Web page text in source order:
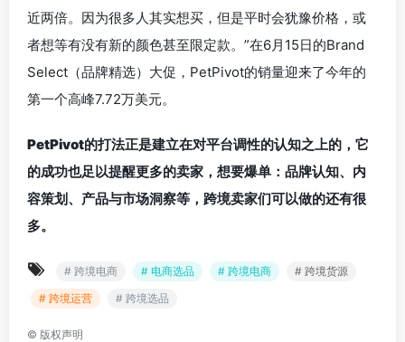
近两倍。因为很多人其实想买，但是平时会犹豫价格，或
者想等有没有新的颜色甚至限定款。”在6月15日的Brand
Select（品牌精选）大促，PetPivot的销量迎来了今年的
第一个高峰7.72万美元。
PetPivot的打法正是建立在对平台调性的认知之上的，它
的成功也足以提醒更多的卖家，想要爆单：品牌认知、内
容策划、产品与市场洞察等，跨境卖家们可以做的还有很
多。
# 跨境电商 # 电商选品 # 跨境电商
# 跨境货源
# 跨境运营
# 跨境选品
© 版权声明